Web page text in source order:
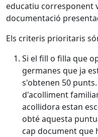
educatiu corresponent
documentació
Els criteris prioritaris
Si el fill o filla que
germanes que ja
s'obtenen 50
d'acolliment
acollidora estan
obté aquesta
cap document que